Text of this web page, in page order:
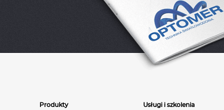
Produkty
Usługi i szkolenia